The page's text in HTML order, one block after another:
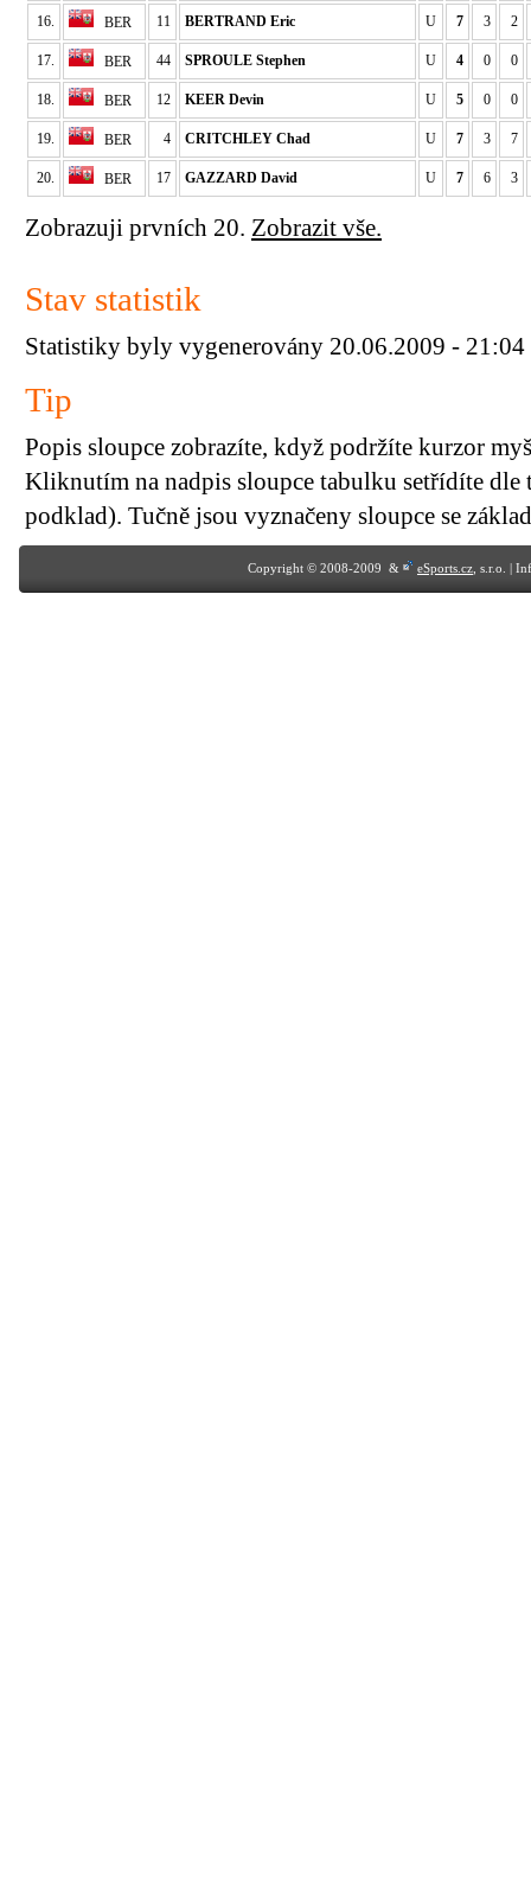
16. BER 11 BERTRAND Eric U 7 3 2
17. BER 44 SPROULE Stephen U 4 0 0
18. BER 12 KEER Devin U 5 0 0
19. BER 4 CRITCHLEY Chad U 7 3 7
20. BER 17 GAZZARD David U 7 6 3
Zobrazuji prvních 20. Zobrazit vše.
Stav statistik
Statistiky byly vygenerovány 20.06.2009 - 21:04
Tip
Popis sloupce zobrazíte, když podržíte kurzor
Kliknutím na nadpis sloupce tabulku setřídíte dle
podklad). Tučně jsou vyznačeny sloupce se
Copyright © 2008-2009 & eSports.cz , s.r.o. |